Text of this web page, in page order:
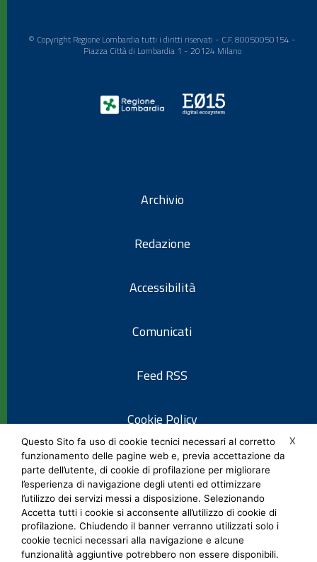
© Copyright Regione Lombardia tutti i diritti riservati - C.F. 80050050154 -
Piazza Città di Lombardia 1 - 20124 Milano
Archivio
Redazione
Accessibilità
Comunicati
Feed RSS
Cookie Policy
Informativa privacy
Note legali
Social Media Policy
X
Questo Sito fa uso di cookie tecnici necessari al corretto
funzionamento delle pagine web e, previa accettazione da
parte dell’utente, di cookie di profilazione per migliorare
l’esperienza di navigazione degli utenti ed ottimizzare
l’utilizzo dei servizi messi a disposizione. Selezionando
Accetta tutti i cookie si acconsente all’utilizzo di cookie di
profilazione. Chiudendo il banner verranno utilizzati solo i
cookie tecnici necessari alla navigazione e alcune
funzionalità aggiuntive potrebbero non essere disponibili.